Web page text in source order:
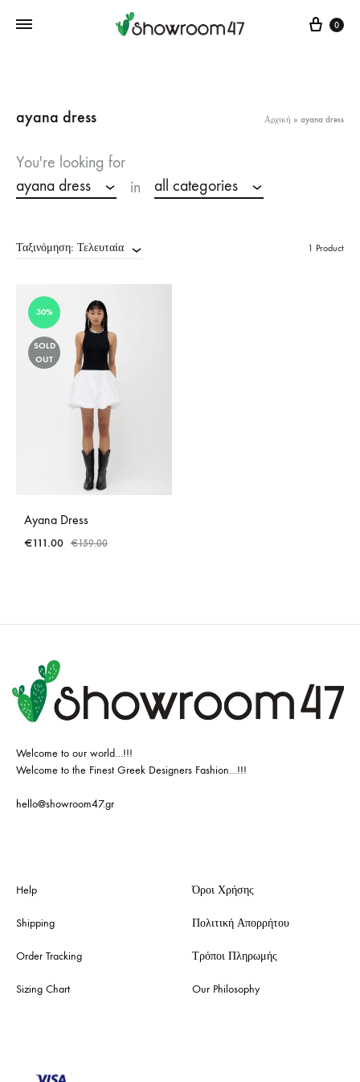
Cart
0
ayana dress Αρχική » ayana dress
You're looking for
ayana dress
in all categories
Ταξινόμηση: Τελευταία 1 Product
30%
SOLD
OUT
Ayana Dress
€111.00 €159.00
Welcome to our world…!!!
Welcome to the Finest Greek Designers Fashion…!!!
hello@showroom47.gr
Help
Shipping
Order Tracking
Sizing Chart
Όροι Χρήσης
Πολιτική Απορρήτου
Τρόποι Πληρωμής
Our Philosophy